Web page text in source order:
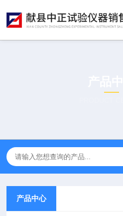
产品中心